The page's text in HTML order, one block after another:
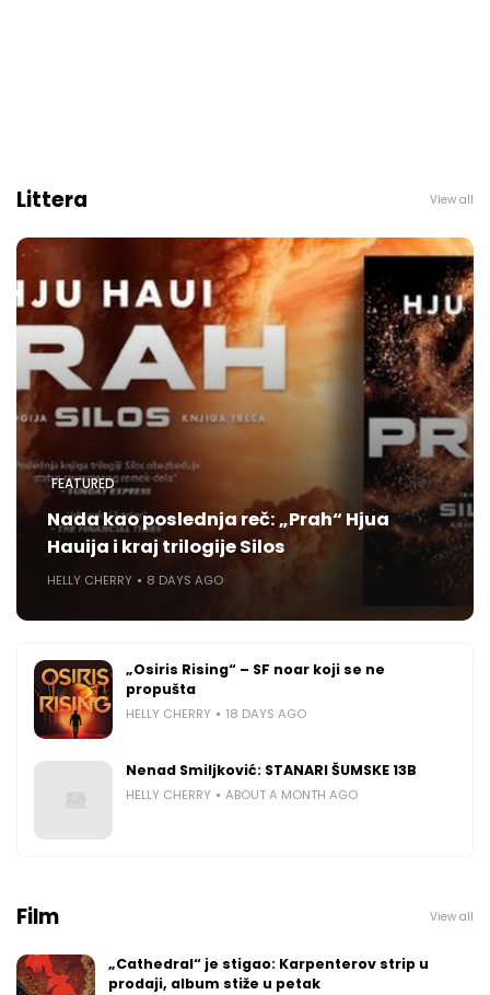
Littera View all
FEATURED
Nada kao poslednja reč: „Prah“ Hjua
Hauija i kraj trilogije Silos
HELLY CHERRY 8 DAYS AGO
„Osiris Rising“ – SF noar koji se ne
propušta
HELLY CHERRY 18 DAYS AGO
Nenad Smiljković: STANARI ŠUMSKE 13B
HELLY CHERRY ABOUT A MONTH AGO
Film View all
„Cathedral“ je stigao: Karpenterov strip u
prodaji, album stiže u petak